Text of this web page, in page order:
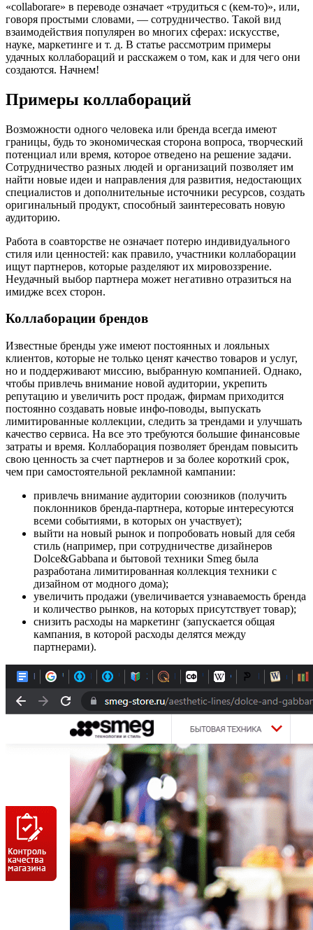
«collaborare» в переводе означает «трудиться с (кем-то)», или,
говоря простыми словами, — сотрудничество. Такой вид
взаимодействия популярен во многих сферах: искусстве,
науке, маркетинге и т. д. В статье рассмотрим примеры
удачных коллабораций и расскажем о том, как и для чего они
создаются. Начнем!
Примеры коллабораций
Возможности одного человека или бренда всегда имеют
границы, будь то экономическая сторона вопроса, творческий
потенциал или время, которое отведено на решение задачи.
Сотрудничество разных людей и организаций позволяет им
найти новые идеи и направления для развития, недостающих
специалистов и дополнительные источники ресурсов, создать
оригинальный продукт, способный заинтересовать новую
аудиторию.
Работа в соавторстве не означает потерю индивидуального
стиля или ценностей: как правило, участники коллаборации
ищут партнеров, которые разделяют их мировоззрение.
Неудачный выбор партнера может негативно отразиться на
имидже всех сторон.
Коллаборации брендов
Известные бренды уже имеют постоянных и лояльных
клиентов, которые не только ценят качество товаров и услуг,
но и поддерживают миссию, выбранную компанией. Однако,
чтобы привлечь внимание новой аудитории, укрепить
репутацию и увеличить рост продаж, фирмам приходится
постоянно создавать новые инфо-поводы, выпускать
лимитированные коллекции, следить за трендами и улучшать
качество сервиса. На все это требуются большие финансовые
затраты и время. Коллаборация позволяет брендам повысить
свою ценность за счет партнеров и за более короткий срок,
чем при самостоятельной рекламной кампании:
привлечь внимание аудитории союзников (получить
поклонников бренда-партнера, которые интересуются
всеми событиями, в которых он участвует);
выйти на новый рынок и попробовать новый для себя
стиль (например, при сотрудничестве дизайнеров
Dolce&Gabbana и бытовой техники Smeg была
разработана лимитированная коллекция техники с
дизайном от модного дома);
увеличить продажи (увеличивается узнаваемость бренда
и количество рынков, на которых присутствует товар);
снизить расходы на маркетинг (запускается общая
кампания, в которой расходы делятся между
партнерами).